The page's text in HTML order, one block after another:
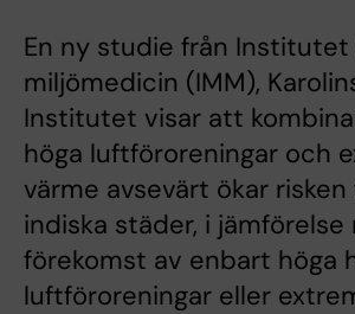
En ny studie från
miljömedicin (IMM),
Institutet visar att
höga luftföroreningar och
värme avsevärt ökar
indiska städer, i jämförelse
förekomst av enbart höga
luftföroreningar eller